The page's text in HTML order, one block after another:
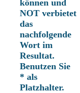
können und
NOT verbietet
das
nachfolgende
Wort im
Resultat.
Benutzen Sie
* als
Platzhalter.